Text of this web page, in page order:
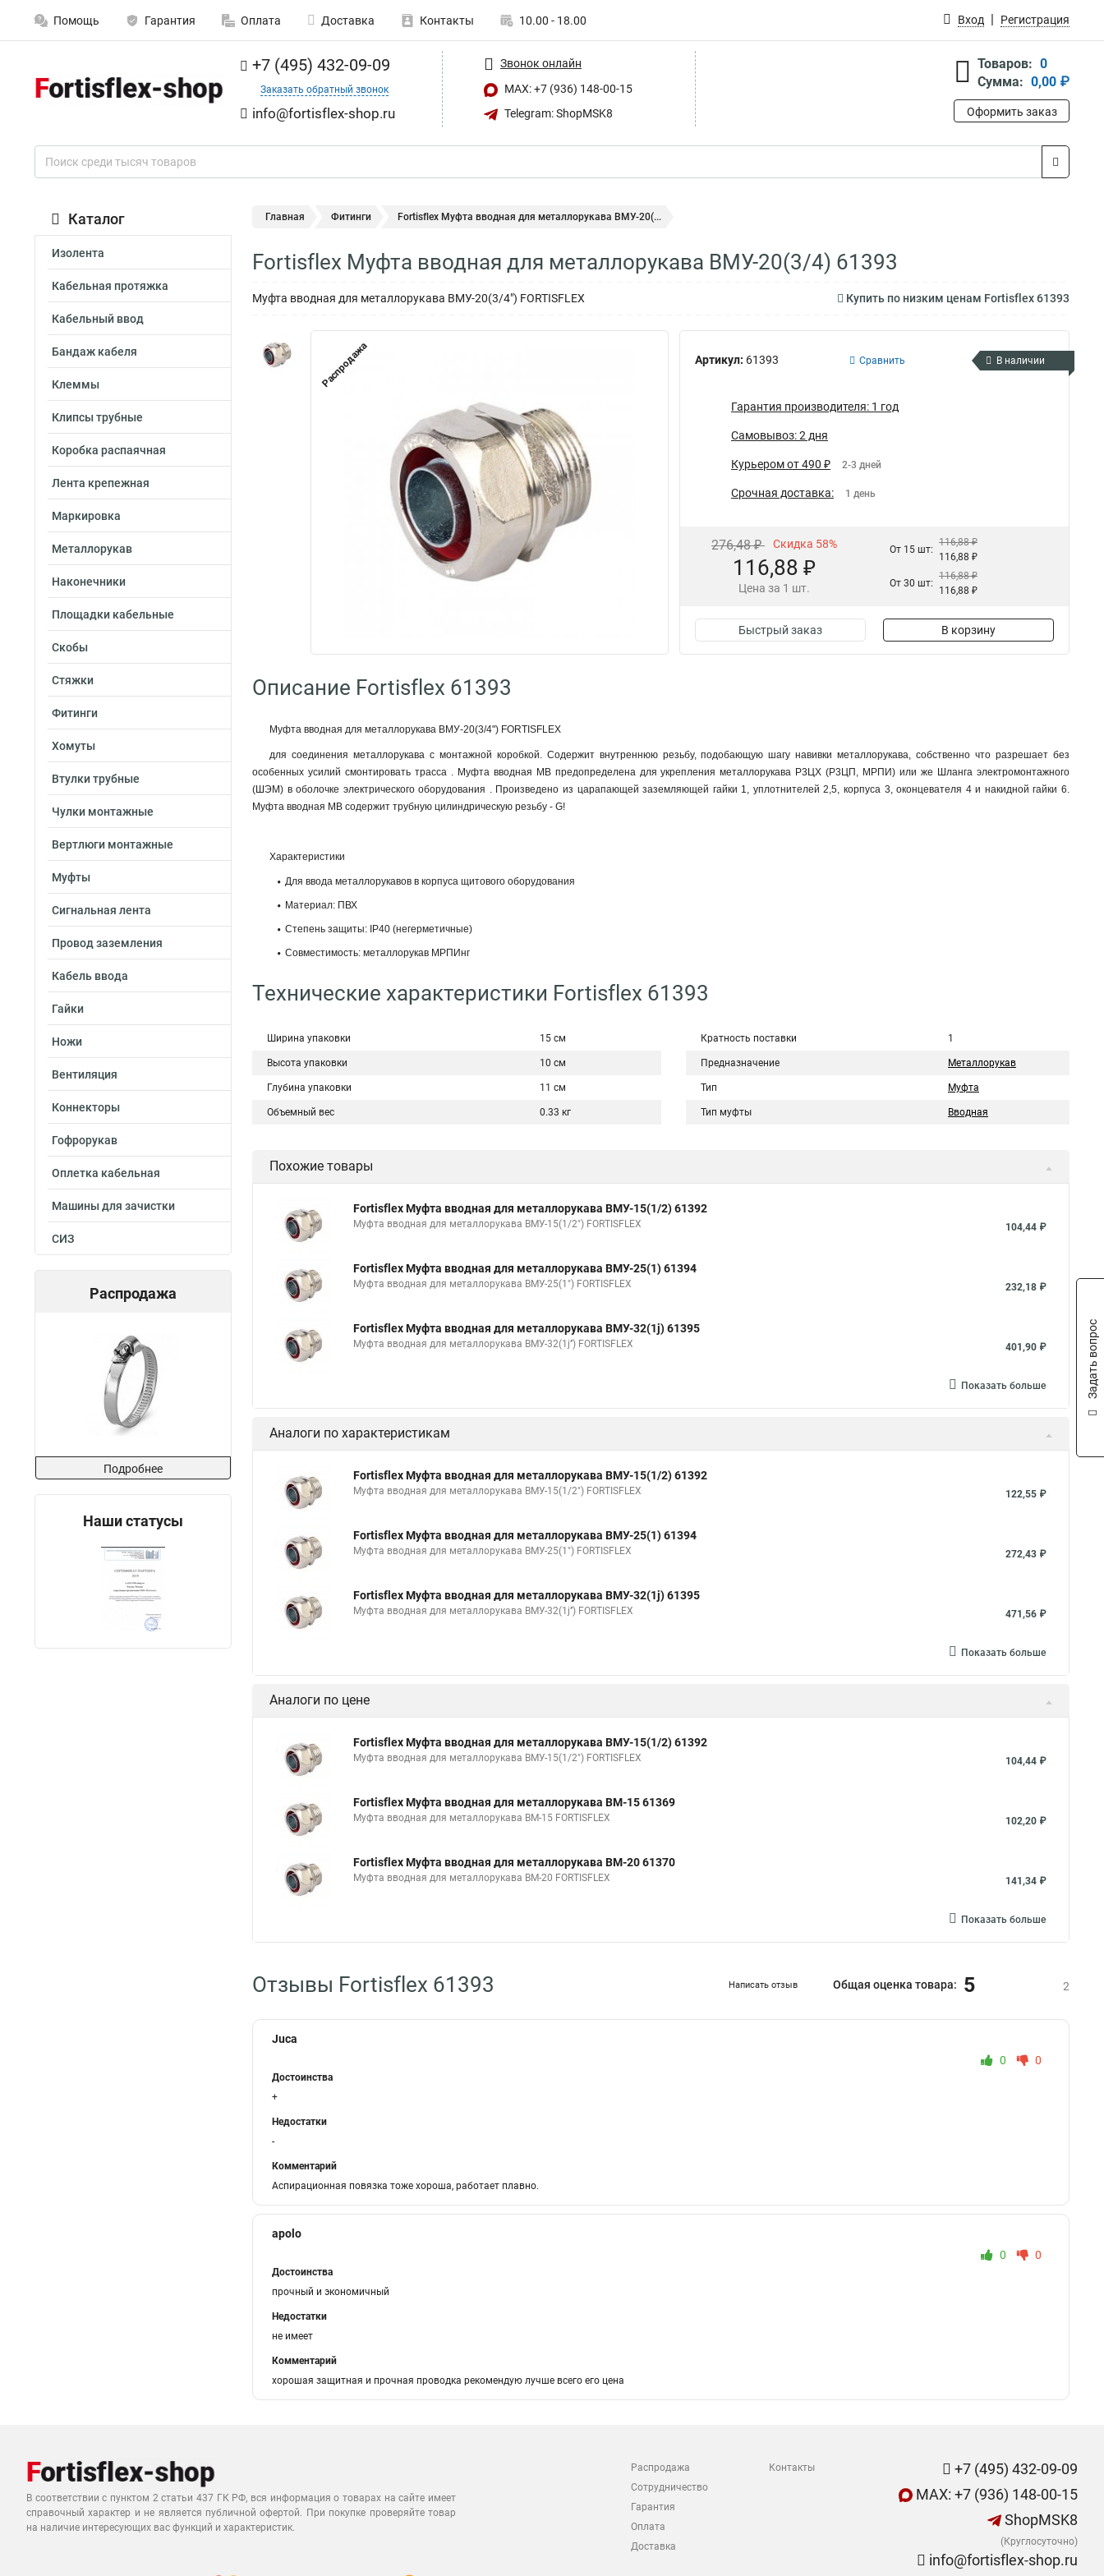
Помощь Гарантия Оплата Доставка Контакты 10.00 - 18.00 Вход Регистрация
+7 (495) 432-09-09
Заказать обратный звонок
info@fortisflex-shop.ru
Звонок онлайн
MAX: +7 (936) 148-00-15
Telegram: ShopMSK8
Товаров: 0
Сумма: 0,00 ₽
Оформить заказ
Каталог
Изолента
Кабельная протяжка
Кабельный ввод
Бандаж кабеля
Клеммы
Клипсы трубные
Коробка распаячная
Лента крепежная
Маркировка
Металлорукав
Наконечники
Площадки кабельные
Скобы
Стяжки
Фитинги
Хомуты
Втулки трубные
Чулки монтажные
Вертлюги монтажные
Муфты
Сигнальная лента
Провод заземления
Кабель ввода
Гайки
Ножи
Вентиляция
Коннекторы
Гофрорукав
Оплетка кабельная
Машины для зачистки
СИЗ
Распродажа
Подробнее
Наши статусы
Главная Фитинги Fortisflex Муфта вводная для металлорукава ВМУ-20(...
Fortisflex Муфта вводная для металлорукава ВМУ-20(3/4) 61393
Муфта вводная для металлорукава ВМУ-20(3/4") FORTISFLEX Купить по низким ценам Fortisflex 61393
Распродажа Артикул: 61393 Сравнить В наличии
Гарантия производителя: 1 год
Самовывоз: 2 дня
Курьером от 490 ₽ 2-3 дней
Срочная доставка: 1 день
276,48 ₽ Скидка 58%
116,88 ₽
Цена за 1 шт.
От 15 шт:
116,88 ₽
116,88 ₽
От 30 шт:
116,88 ₽
116,88 ₽
Быстрый заказ В корзину
Описание Fortisflex 61393
Муфта вводная для металлорукава ВМУ-20(3/4") FORTISFLEX
для соединения металлорукава с монтажной коробкой. Содержит внутреннюю резьбу, подобающую шагу навивки металлорукава, собственно что разрешает без
особенных усилий смонтировать трасса . Муфта вводная МВ предопределена для укрепления металлорукава Р3ЦХ (Р3ЦП, МРПИ) или же Шланга электромонтажного
(ШЭМ) в оболочке электрического оборудования . Произведено из царапающей заземляющей гайки 1, уплотнителей 2,5, корпуса 3, оконцевателя 4 и накидной гайки 6.
Муфта вводная МВ содержит трубную цилиндрическую резьбу - G!
Характеристики
Для ввода металлорукавов в корпуса щитового оборудования
Материал: ПВХ
Степень защиты: IP40 (негерметичные)
Совместимость: металлорукав МРПИнг
Технические характеристики Fortisflex 61393
Ширина упаковки 15 см
Высота упаковки 10 см
Глубина упаковки 11 см
Объемный вес 0.33 кг
Кратность поставки 1
Предназначение Металлорукав
Тип Муфта
Тип муфты Вводная
Похожие товары
Fortisflex Муфта вводная для металлорукава ВМУ-15(1/2) 61392
Муфта вводная для металлорукава ВМУ-15(1/2") FORTISFLEX 104,44 ₽
Fortisflex Муфта вводная для металлорукава ВМУ-25(1) 61394
Муфта вводная для металлорукава ВМУ-25(1") FORTISFLEX 232,18 ₽
Fortisflex Муфта вводная для металлорукава ВМУ-32(1ј) 61395
Муфта вводная для металлорукава ВМУ-32(1ј’’) FORTISFLEX 401,90 ₽
Показать больше
Аналоги по характеристикам
Fortisflex Муфта вводная для металлорукава ВМУ-15(1/2) 61392
Муфта вводная для металлорукава ВМУ-15(1/2") FORTISFLEX 122,55 ₽
Fortisflex Муфта вводная для металлорукава ВМУ-25(1) 61394
Муфта вводная для металлорукава ВМУ-25(1") FORTISFLEX 272,43 ₽
Fortisflex Муфта вводная для металлорукава ВМУ-32(1ј) 61395
Муфта вводная для металлорукава ВМУ-32(1ј’’) FORTISFLEX 471,56 ₽
Показать больше
Аналоги по цене
Fortisflex Муфта вводная для металлорукава ВМУ-15(1/2) 61392
Муфта вводная для металлорукава ВМУ-15(1/2") FORTISFLEX 104,44 ₽
Fortisflex Муфта вводная для металлорукава ВМ-15 61369
Муфта вводная для металлорукава ВМ-15 FORTISFLEX 102,20 ₽
Fortisflex Муфта вводная для металлорукава ВМ-20 61370
Муфта вводная для металлорукава ВМ-20 FORTISFLEX 141,34 ₽
Показать больше
Отзывы Fortisflex 61393 Написать отзыв Общая оценка товара: 5 2
Juca
0
0
Достоинства
+
Недостатки
-
Комментарий
Аспирационная повязка тоже хороша, работает плавно.
apolo
0
0
Достоинства
прочный и экономичный
Недостатки
не имеет
Комментарий
хорошая защитная и прочная проводка рекомендую лучше всего его цена
В соответствии с пунктом 2 статьи 437 ГК РФ, вся информация о товарах на сайте имеет
справочный характер и не является публичной офертой. При покупке проверяйте товар
на наличие интересующих вас функций и характеристик.
Распродажа
Сотрудничество
Гарантия
Оплата
Доставка
Контакты
+7 (495) 432-09-09
MAX: +7 (936) 148-00-15
ShopMSK8
(Круглосуточно)
info@fortisflex-shop.ru
Задать вопрос